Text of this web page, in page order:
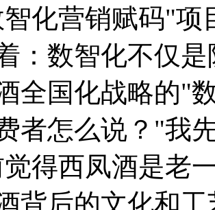
化营销赋码"
：数智化不仅
全国化战略的"
者怎么说？"我
得西凤酒是老
背后的文化和